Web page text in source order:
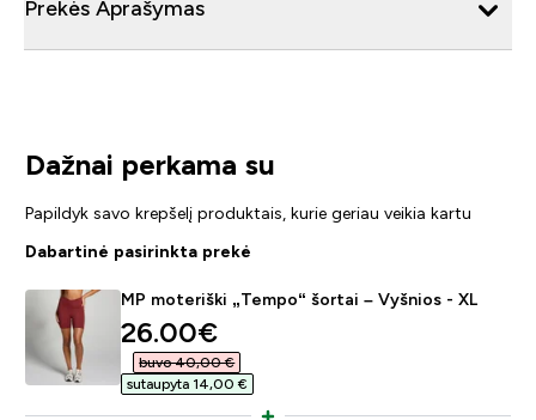
Prekės Aprašymas
Dažnai perkama su
Papildyk savo krepšelį produktais, kurie geriau veikia kartu
Dabartinė pasirinkta prekė
MP moteriški „Tempo“ šortai – Vyšnios - XL
discounted price
26.00€‎
buvo 40,00 €‎
sutaupyta 14,00 €‎